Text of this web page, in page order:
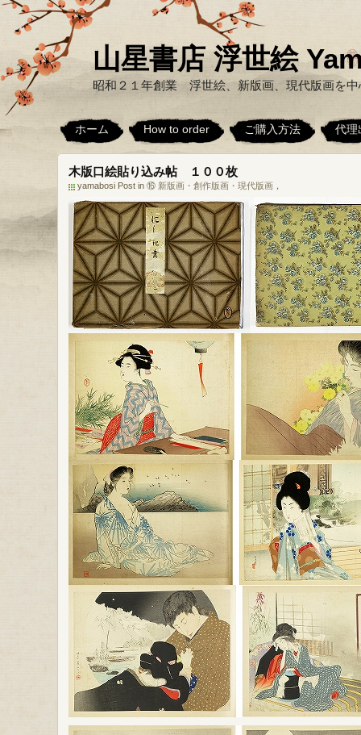
山星書店 浮世絵
昭和２１年創業 浮世絵、新版画、現代版画を
ホーム How to order ご購入方法 代理
木版口絵貼り込み帖 １００枚
yamabosi Post in ⑯ 新版画・創作版画・現代版画 ，